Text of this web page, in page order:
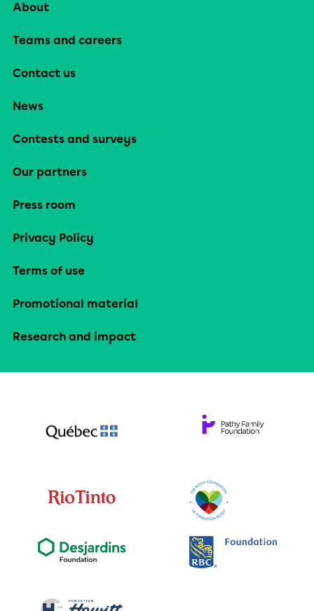
About
Teams and careers
Contact us
News
Contests and surveys
Our partners
Press room
Privacy Policy
Terms of use
Promotional material
Research and impact